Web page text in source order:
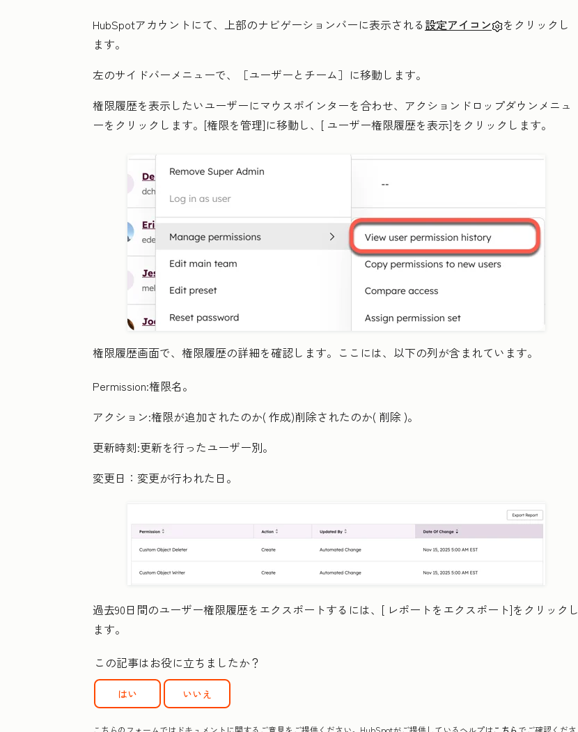
HubSpotアカウントにて、上部のナビゲーションバーに表示される設定アイコン
をクリックし
ます。
左のサイドバーメニューで、［ユーザーとチーム］ に移動します。
権限履歴を表示したいユーザーにマウスポインターを合わせ、 アクション ドロップダウンメニュ
ーをクリックします。[権限を管理]に移動し、[ ユーザー権限履歴を表示]をクリックします。
権限履歴画面で、権限履歴の詳細を確認します。ここには、以下の列が含まれています。
Permission:権限名。
アクション:権限が追加されたのか( 作成)削除されたのか( 削除 )。
更新時刻:更新を行ったユーザー別。
変更日： 変更が行われた日。
過去90日間のユーザー権限履歴をエクスポートするには、[ レポートをエクスポート]をクリックし
ます。
この記事はお役に立ちましたか？
はい いいえ